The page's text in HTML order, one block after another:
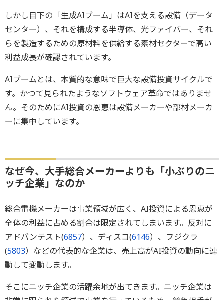
しかし目下の「生成AIブーム」はAIを支える設備（データ
センター）、それを構成する半導体、光ファイバー、それ
らを製造するための原材料を供給する素材セクターで高い
利益成長が確認されています。
AIブームとは、本質的な意味で巨大な設備投資サイクルで
す。かつて見られたようなソフトウェア革命ではありませ
ん。そのためにAI投資の恩恵は設備メーカーや部材メーカ
ーに集中しています。
なぜ今、大手総合メーカーよりも「小ぶりのニ
ッチ企業」なのか
総合電機メーカーは事業領域が広く、AI投資による恩恵が
全体の利益に占める割合は限定されてしまいます。反対に
アドバンテスト(6857）、ディスコ(6146）、フジクラ
(5803）などの代表的な企業は、売上高がAI投資の動向に連
動して変動します。
そこにニッチ企業の活躍余地が出てきます。ニッチ企業は